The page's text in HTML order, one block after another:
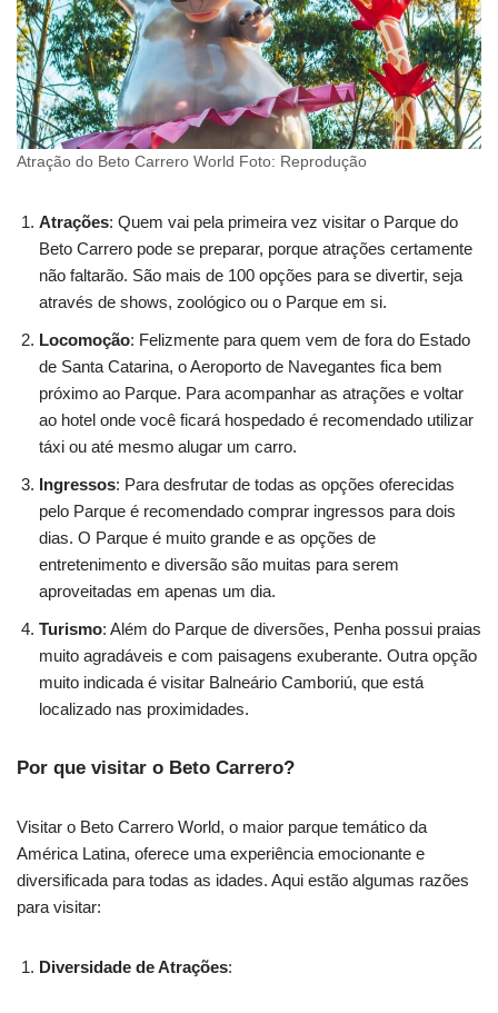
Atração do Beto Carrero World Foto: Reprodução
Atrações: Quem vai pela primeira vez visitar o Parque do
Beto Carrero pode se preparar, porque atrações certamente
não faltarão. São mais de 100 opções para se divertir, seja
através de shows, zoológico ou o Parque em si.
Locomoção: Felizmente para quem vem de fora do Estado
de Santa Catarina, o Aeroporto de Navegantes fica bem
próximo ao Parque. Para acompanhar as atrações e voltar
ao hotel onde você ficará hospedado é recomendado utilizar
táxi ou até mesmo alugar um carro.
Ingressos: Para desfrutar de todas as opções oferecidas
pelo Parque é recomendado comprar ingressos para dois
dias. O Parque é muito grande e as opções de
entretenimento e diversão são muitas para serem
aproveitadas em apenas um dia.
Turismo: Além do Parque de diversões, Penha possui praias
muito agradáveis e com paisagens exuberante. Outra opção
muito indicada é visitar Balneário Camboriú, que está
localizado nas proximidades.
Por que visitar o Beto Carrero?
Visitar o Beto Carrero World, o maior parque temático da
América Latina, oferece uma experiência emocionante e
diversificada para todas as idades. Aqui estão algumas razões
para visitar:
Diversidade de Atrações: